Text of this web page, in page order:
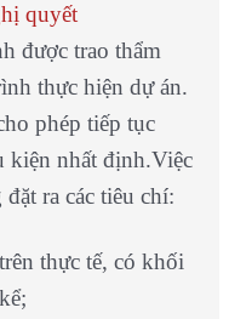
quyết
được trao thẩm
thực hiện dự án.
phép tiếp tục
kiện nhất định.Việc
ra các tiêu chí:
thực tế, có khối